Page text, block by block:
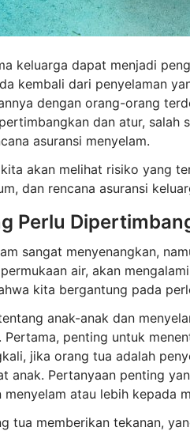
keluarga dapat menjadi
kembali dari penyelaman
dengan orang-orang
dan atur, salah
asuransi menyelam.
akan melihat risiko yang
dan rencana asuransi
Perlu
sangat menyenangkan,
air, akan
kita bergantung pada
anak-anak dan
penting untuk
jika orang tua adalah
anak. Pertanyaan penting
menyelam atau lebih kepada
tua memberikan tekanan,